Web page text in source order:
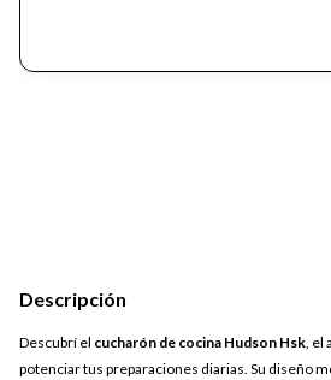
Descripción
Descubrí el cucharón de cocina Hudson Hsk, el
potenciar tus preparaciones diarias. Su diseño